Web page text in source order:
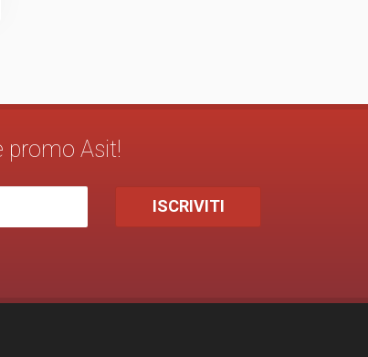
promo Asit!